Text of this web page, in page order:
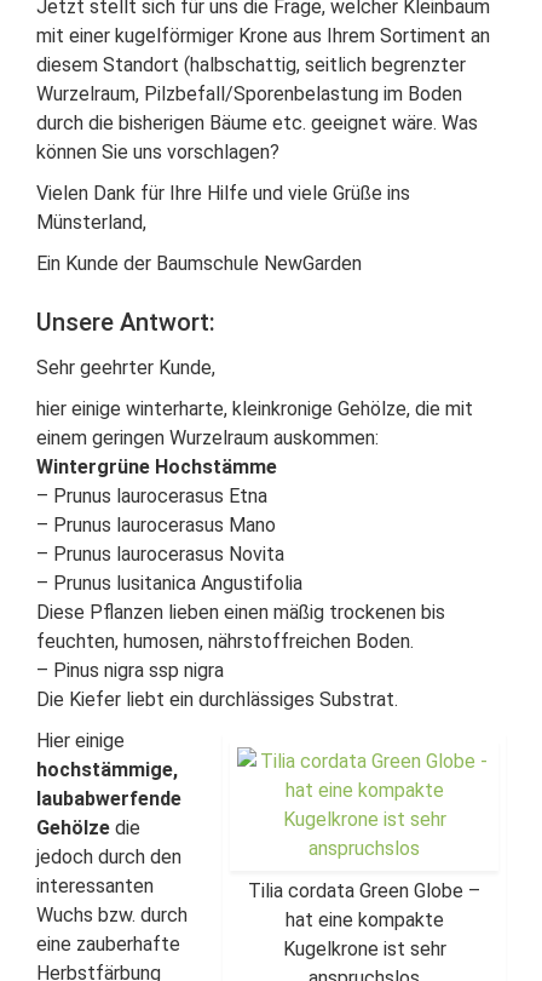
Jetzt stellt sich für uns die Frage, welcher Kleinbaum
mit einer kugelförmiger Krone aus Ihrem Sortiment an
diesem Standort (halbschattig, seitlich begrenzter
Wurzelraum, Pilzbefall/Sporenbelastung im Boden
durch die bisherigen Bäume etc. geeignet wäre. Was
können Sie uns vorschlagen?
Vielen Dank für Ihre Hilfe und viele Grüße ins
Münsterland,
Ein Kunde der Baumschule NewGarden
Unsere Antwort:
Sehr geehrter Kunde,
hier einige winterharte, kleinkronige Gehölze, die mit
einem geringen Wurzelraum auskommen:
Wintergrüne Hochstämme
– Prunus laurocerasus Etna
– Prunus laurocerasus Mano
– Prunus laurocerasus Novita
– Prunus lusitanica Angustifolia
Diese Pflanzen lieben einen mäßig trockenen bis
feuchten, humosen, nährstoffreichen Boden.
– Pinus nigra ssp nigra
Die Kiefer liebt ein durchlässiges Substrat.
Tilia cordata Green Globe –
hat eine kompakte
Kugelkrone ist sehr
Hier einige
hochstämmige,
laubabwerfende
Gehölze die
jedoch durch den
interessanten
Wuchs bzw. durch
eine zauberhafte
Herbstfärbung